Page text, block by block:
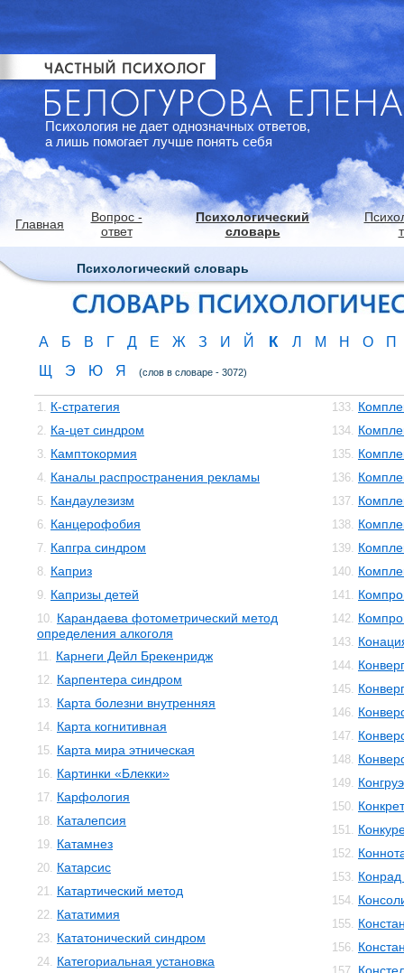
Психология не дает однозначных ответов,
а лишь помогает лучше понять себя
Главная
Вопрос -
ответ
Психологический
словарь
Психологический словарь
А Б В Г Д Е Ж З И Й К Л М Н О
П
Щ
Э Ю Я (слов в словаре - 3072)
1. К-стратегия
2. Ка-цет синдром
3. Камптокормия
4. Каналы распространения рекламы
5. Кандаулезизм
6. Канцерофобия
7. Капгра синдром
8. Каприз
9. Капризы детей
10. Карандаева фотометрический метод
определения алкоголя
11. Карнеги Дейл Брекенридж
12. Карпентера синдром
13. Карта болезни внутренняя
14. Карта когнитивная
15. Карта мира этническая
16. Картинки «Блекки»
17. Карфология
18. Каталепсия
19. Катамнез
20. Катарсис
21. Катартический метод
22. Кататимия
23. Кататонический синдром
24. Категориальная установка
133.
134.
135.
136.
137.
138.
139.
140.
141.
142.
143.
144.
145.
146.
147.
148.
149.
150.
151.
152.
153.
154.
155.
156.